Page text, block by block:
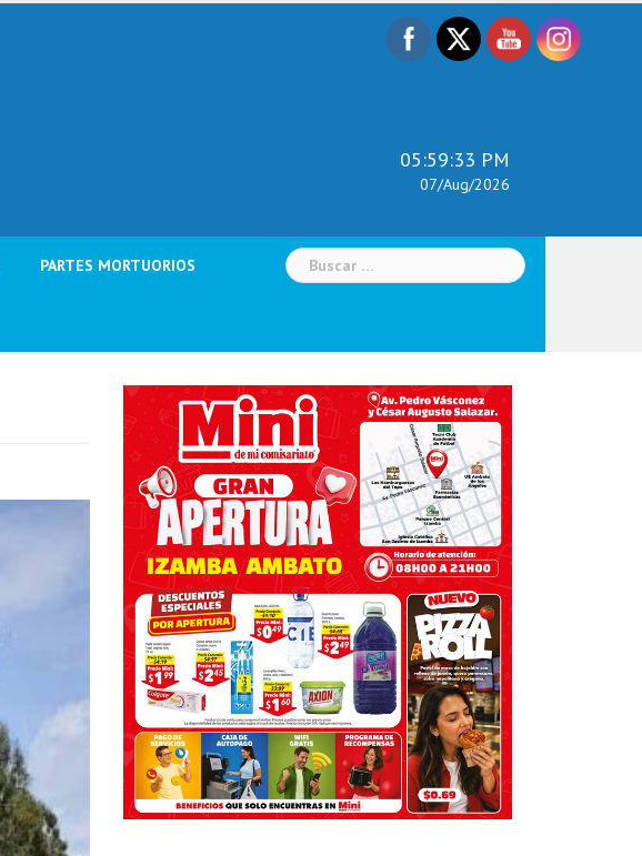
05:59:34 PM
07/Aug/2026
PARTES MORTUORIOS Buscar: